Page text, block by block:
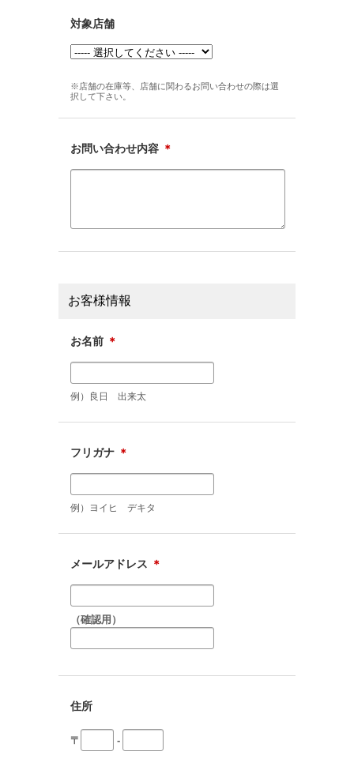
対象店舗
※店舗の在庫等、店舗に関わるお問い合わせの際は選
択して下さい。
お問い合わせ内容 ＊
お客様情報
お名前 ＊
例）良日 出来太
フリガナ ＊
例）ヨイヒ デキタ
メールアドレス ＊
（確認用）
住所
〒 -